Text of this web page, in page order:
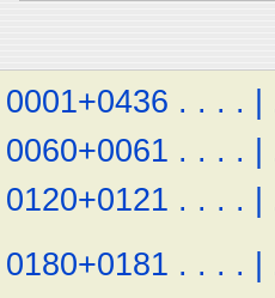
0001+0436 . . . . |
0060+0061 . . . . |
0120+0121 . . . . |
0180+0181 . . . . |